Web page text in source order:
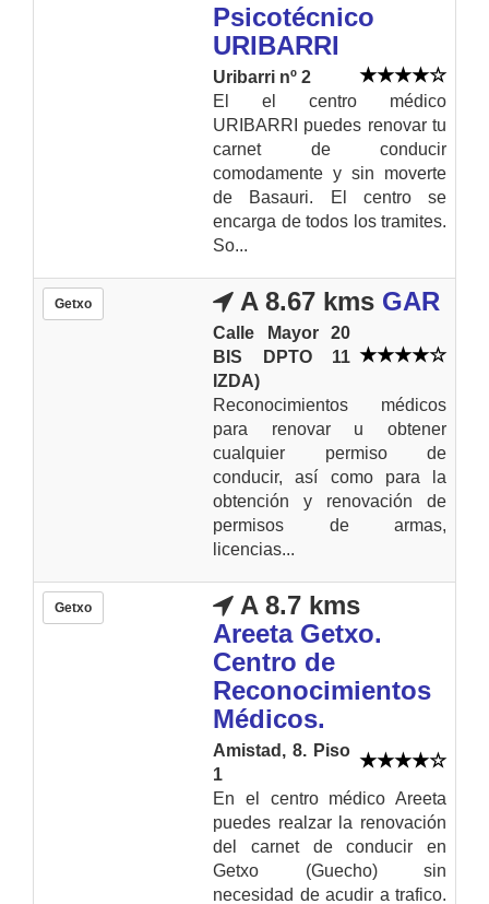
Psicotécnico
URIBARRI
Uribarri nº 2
El el centro médico
URIBARRI puedes renovar tu
carnet de conducir
comodamente y sin moverte
de Basauri. El centro se
encarga de todos los tramites.
So...
Getxo A 8.67 kms GAR
Calle Mayor 20
BIS DPTO 11
IZDA)
Reconocimientos médicos
para renovar u obtener
cualquier permiso de
conducir, así como para la
obtención y renovación de
permisos de armas,
licencias...
Getxo
A 8.7 kms
Areeta Getxo.
Centro de
Reconocimientos
Médicos.
Amistad, 8. Piso
1
En el centro médico Areeta
puedes realzar la renovación
del carnet de conducir en
Getxo (Guecho) sin
necesidad de acudir a trafico.